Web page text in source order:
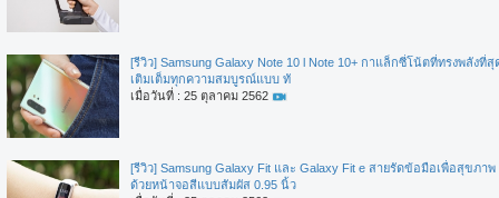
[รีวิว] Samsung Galaxy Note 10 l Note 10+ กาแล็กซี่โน้ตที่ทรงพลังที่สุ
เติมเต็มทุกความสมบูรณ์แบบ ทั
เมื่อวันที่ : 25 ตุลาคม 2562
[รีวิว] Samsung Galaxy Fit และ Galaxy Fit e สายรัดข้อมือเพื่อสุขภาพ
ด้วยหน้าจอสีแบบสัมผัส 0.95 นิ้ว